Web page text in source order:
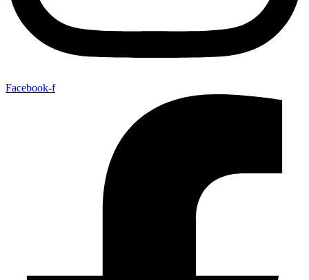
Facebook-f